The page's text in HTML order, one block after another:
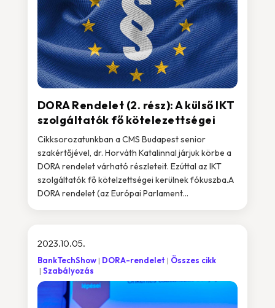
DORA Rendelet (2. rész): A külső IKT
szolgáltatók fő kötelezettségei
Cikksorozatunkban a CMS Budapest senior
szakértőjével, dr. Horváth Katalinnal járjuk körbe a
DORA rendelet várható részleteit. Ezúttal az IKT
szolgáltatók fő kötelzettségei kerülnek fókuszba.A
DORA rendelet (az Európai Parlament...
2023.10.05.
BankTechShow DORA-rendelet
Összes cikk
Szabályozás